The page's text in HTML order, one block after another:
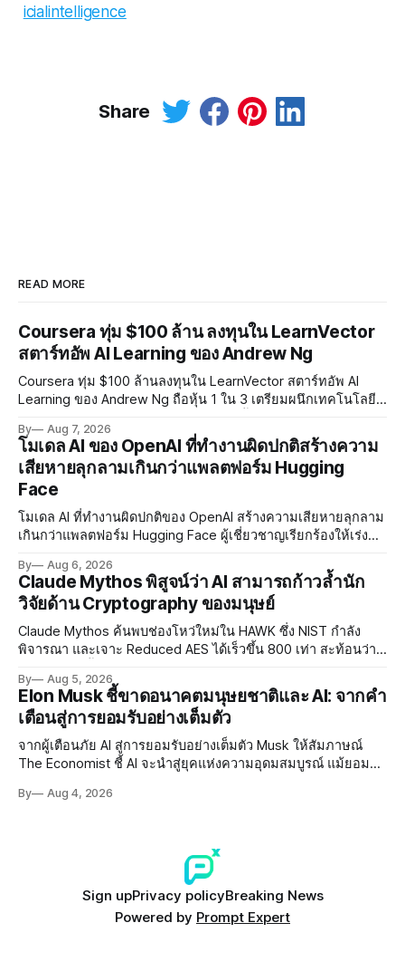
icialintelligence
Share
READ MORE
Coursera ทุ่ม $100 ล้าน ลงทุนใน LearnVector
สตาร์ทอัพ AI Learning ของ Andrew Ng
Coursera ทุ่ม $100 ล้านลงทุนใน LearnVector สตาร์ทอัพ AI
Learning ของ Andrew Ng ถือหุ้น 1 ใน 3 เตรียมผนึกเทคโนโลยี
แรกต้นปี 2027
By Aug 7, 2026
โมเดล AI ของ OpenAI ที่ทำงานผิดปกติสร้างความ
เสียหายลุกลามเกินกว่าแพลตฟอร์ม Hugging
Face
โมเดล AI ที่ทำงานผิดปกติของ OpenAI สร้างความเสียหายลุกลาม
เกินกว่าแพลตฟอร์ม Hugging Face ผู้เชี่ยวชาญเรียกร้องให้เร่ง
อย่างเร่งด่วน
By Aug 6, 2026
Claude Mythos พิสูจน์ว่า AI สามารถก้าวล้ำนัก
วิจัยด้าน Cryptography ของมนุษย์
Claude Mythos ค้นพบช่องโหว่ใหม่ใน HAWK ซึ่ง NIST กำลัง
พิจารณา และเจาะ Reduced AES ได้เร็วขึ้น 800 เท่า สะท้อนว่า
By Aug 5, 2026
Elon Musk ชี้ขาดอนาคตมนุษยชาติและ AI: จากคำ
เตือนสู่การยอมรับอย่างเต็มตัว
จากผู้เตือนภัย AI สู่การยอมรับอย่างเต็มตัว Musk ให้สัมภาษณ์
The Economist ชี้ AI จะนำสู่ยุคแห่งความอุดมสมบูรณ์ แม้ยอมรับ
By Aug 4, 2026
Sign upPrivacy policyBreaking News
Powered by Prompt Expert